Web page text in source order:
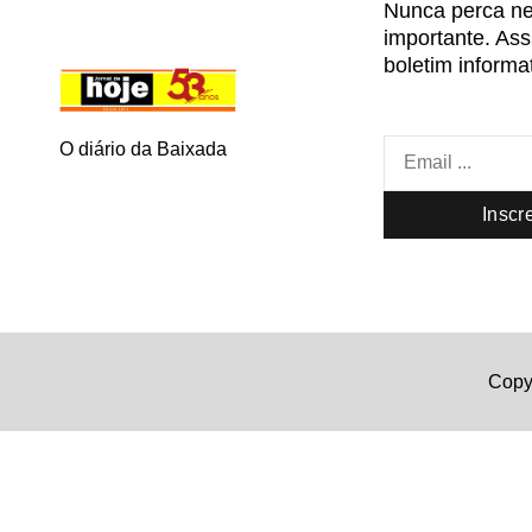
O diário da Baixada
Nunca perca
importante.
boletim